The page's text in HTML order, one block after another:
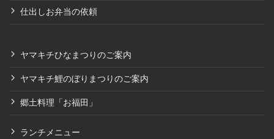
仕出しお弁当の依頼
ヤマキチひなまつりのご案内
ヤマキチ鯉のぼりまつりのご案内
郷土料理「お福田」
ランチメニュー